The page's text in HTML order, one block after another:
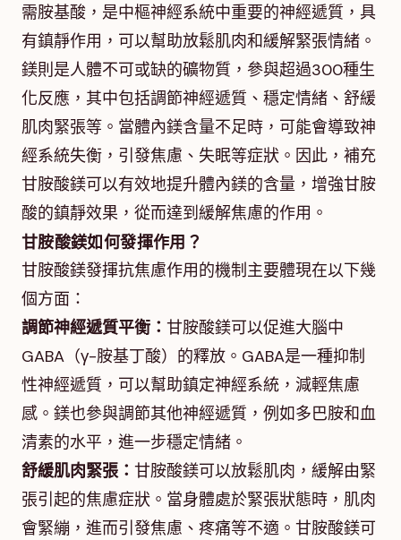
需胺基酸，是中樞神經系統中重要的神經遞質，具
有鎮靜作用，可以幫助放鬆肌肉和緩解緊張情緒。
鎂則是人體不可或缺的礦物質，參與超過300種生
化反應，其中包括調節神經遞質、穩定情緒、舒緩
肌肉緊張等。當體內鎂含量不足時，可能會導致神
經系統失衡，引發焦慮、失眠等症狀。因此，補充
甘胺酸鎂可以有效地提升體內鎂的含量，增強甘胺
酸的鎮靜效果，從而達到緩解焦慮的作用。
甘胺酸鎂如何發揮作用？
甘胺酸鎂發揮抗焦慮作用的機制主要體現在以下幾
個方面：
調節神經遞質平衡： 甘胺酸鎂可以促進大腦中
GABA（γ-胺基丁酸）的釋放。GABA是一種抑制
性神經遞質，可以幫助鎮定神經系統，減輕焦慮
感。鎂也參與調節其他神經遞質，例如多巴胺和血
清素的水平，進一步穩定情緒。
舒緩肌肉緊張： 甘胺酸鎂可以放鬆肌肉，緩解由緊
張引起的焦慮症狀。當身體處於緊張狀態時，肌肉
會緊繃，進而引發焦慮、疼痛等不適。甘胺酸鎂可